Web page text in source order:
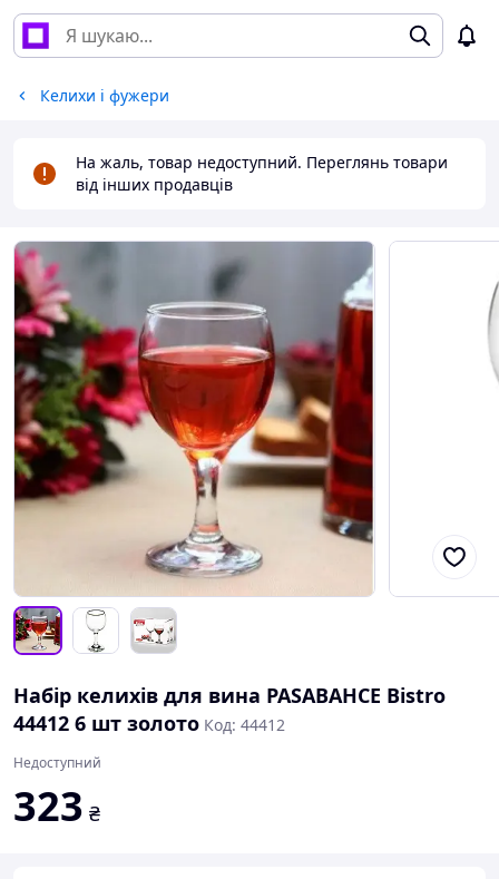
Келихи і фужери
На жаль, товар недоступний. Переглянь товари
від інших продавців
Набір келихів для вина PASABAHCE Bistro
44412 6 шт золото Код: 44412
Недоступний
323 ₴